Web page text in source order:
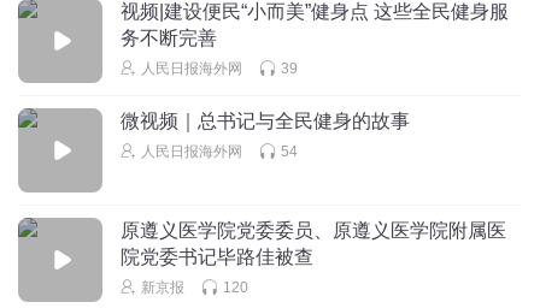
视频|建设便民“小而美”健身点 这些全民健身服
务不断完善
人民日报海外网 39
微视频｜总书记与全民健身的故事
人民日报海外网 54
原遵义医学院党委委员、原遵义医学院附属医
院党委书记毕路佳被查
新京报 120